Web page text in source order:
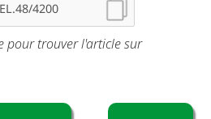
pour trouver l'article sur